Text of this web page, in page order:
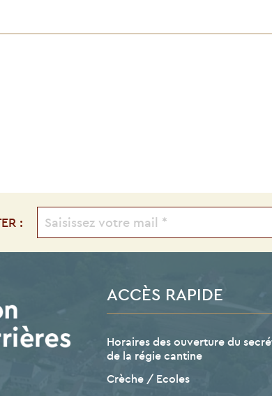
:
ACCÈS RAPIDE
Horaires des ouverture du
de la régie cantine
Crèche / Ecoles